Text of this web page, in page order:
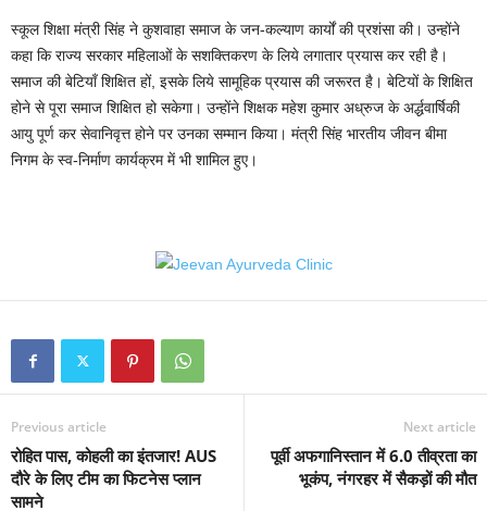
स्कूल शिक्षा मंत्री सिंह ने कुशवाहा समाज के जन-कल्याण कार्यों की प्रशंसा की। उन्होंने
कहा कि राज्य सरकार महिलाओं के सशक्तिकरण के लिये लगातार प्रयास कर रही है।
समाज की बेटियाँ शिक्षित हों, इसके लिये सामूहिक प्रयास की जरूरत है। बेटियों के शिक्षित
होने से पूरा समाज शिक्षित हो सकेगा। उन्होंने शिक्षक महेश कुमार अध्रुज के अर्द्धवार्षिकी
आयु पूर्ण कर सेवानिवृत्त होने पर उनका सम्मान किया। मंत्री सिंह भारतीय जीवन बीमा
निगम के स्व-निर्माण कार्यक्रम में भी शामिल हुए।
Previous article
रोहित पास, कोहली का इंतजार! AUS
दौरे के लिए टीम का फिटनेस प्लान
सामने
Next article
पूर्वी अफगानिस्तान में 6.0 तीव्रता का
भूकंप, नंगरहर में सैकड़ों की मौत